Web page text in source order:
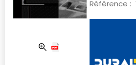
Référence :